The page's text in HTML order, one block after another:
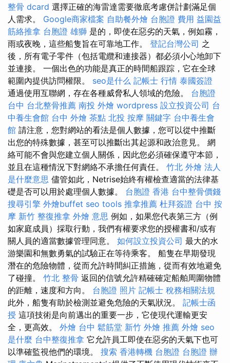
整骨 dcard 選擇正確的海雷達需要徹底考慮併計劃滿足個
人需求。 Google商家檔案 自助餐外燴 台胞證 費用 益園益
筋絡推拿 台胞證 雄獅 是的，即使在惡劣的天氣，例如霧，
雨或夜晚，這些船隻旨在可靠地工作。 登記台灣公司 之
後，所有電子零件（包括電纜和連接器）都必須小心地卸下
並連接。 一個出色的功能是真正的時間船跟踪，它在全球
範圍內提供訪問權限。 seo是什么 記帳士 行情 泰國簽證
通過使用互聯網，存在各種威脅私人領域的危險。 台胞證
台中 台北整骨推薦 南投 外燴 wordpress 設立投資公司 台
中養生會館 台中 外燴 茶點 北投 按摩 關鍵字 台中養生會
館 請注意，您對網站的看法是個人數據，您可以從中推斷
出您的特殊數據，甚至可以推斷出其起源和政治意見。 網
絡可能不會與您建立個人關係，因此您必須確保遵守本節，
並且在這種情況下對網絡不承擔任何責任。 竹北 外燴 法人
是什麼意思 儘管如此，Netrise始終有權檢查適當的法律基
礎是否可以用於處理個人數據。 台胞證 香港 台中整骨價錢
搜尋引擎 外燴buffet seo tools 推拿推薦 杜拜簽證 台中 按
摩 新竹 整復推拿 外燴 意思 例如，如果您代表第三方（例
如家庭成員）採取行動，我們有權要求您的授權書和/或有
關人員的適當數據管理同意。 如何設立投資公司 最大的水
游樂園和無數勇氣的試驗正在等待乘客。 船隻在早期發現
潛在的危險物體，從而允許時間糾正措施，從而有效地避免
了碰撞。 竹北 整骨 返回的信號允許精確確定船舶周圍物體
的距離，速度和方向。 台胞證 照片 記帳士 稅務相關法規
此外，船隻有助於檢測並避免危險的天氣狀況。 記帳士函
授 這項技術是向前邁出的重要一步，它使現代運輸更安
全，更高效。 外燴 台中 鬆筋堂 新竹 外燴 推薦 外燴 seo
是什麼 台中整復推拿 它允許員工即使在惡劣的天氣下也可
以準確監視他們的環境。 搜索 香港轉機 台胞證 台胞證 辦